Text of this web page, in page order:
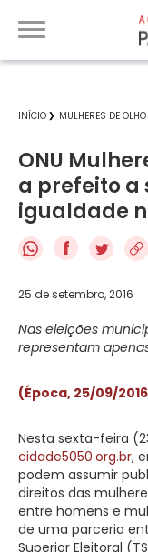
INÍCIO MULHERES DE OLHO
ONU
a prefeito a
igualdade
f
25 de setembro, 2016
Nas eleições
representam
(Época, 25/09/
Nesta sexta-feira
cidade5050.org.br,
podem assumir
direitos das
entre homens e
de uma parceria
Superior Eleitoral